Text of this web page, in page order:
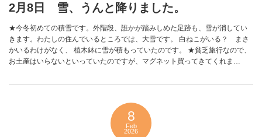
2月8日 雪、うんと降りました。
★今冬初めての積雪です。外階段、誰かが踏みしめた足跡も、雪が消してい
きます。わたしの住んでいるところでは、大雪です。 白ねこがいる？ まさ
かいるわけがなく、 植木鉢に雪が積もっていたのです。 ★貧乏旅行なので、
お土産はいらないといっていたのですが、マグネット買ってきてくれま…
8
Feb
2026